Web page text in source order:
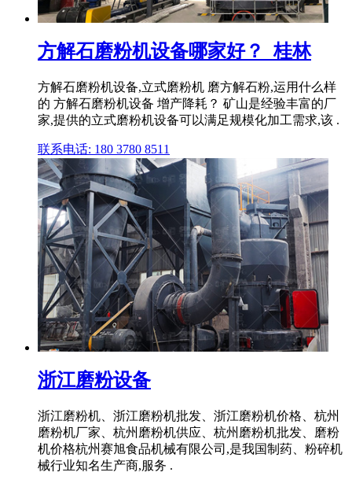
方解石磨粉机设备哪家好？_桂林
方解石磨粉机设备,立式磨粉机 磨方解石粉,运用什么样
的 方解石磨粉机设备 增产降耗？ 矿山是经验丰富的厂
家,提供的立式磨粉机设备可以满足规模化加工需求,该 .
联系电话: 180 3780 8511
浙江磨粉设备
浙江磨粉机、浙江磨粉机批发、浙江磨粉机价格、杭州
磨粉机厂家、杭州磨粉机供应、杭州磨粉机批发、磨粉
机价格杭州赛旭食品机械有限公司,是我国制药、粉碎机
械行业知名生产商,服务 .